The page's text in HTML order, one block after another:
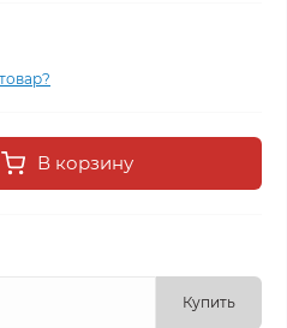
В корзину
Купить